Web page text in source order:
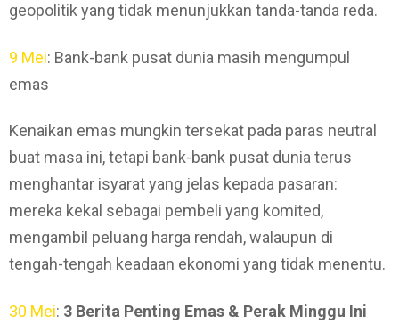
geopolitik yang tidak menunjukkan tanda-tanda reda.
9 Mei: Bank-bank pusat dunia masih mengumpul
emas
Kenaikan emas mungkin tersekat pada paras neutral
buat masa ini, tetapi bank-bank pusat dunia terus
menghantar isyarat yang jelas kepada pasaran:
mereka kekal sebagai pembeli yang komited,
mengambil peluang harga rendah, walaupun di
tengah-tengah keadaan ekonomi yang tidak menentu.
30 Mei: 3 Berita Penting Emas & Perak Minggu Ini